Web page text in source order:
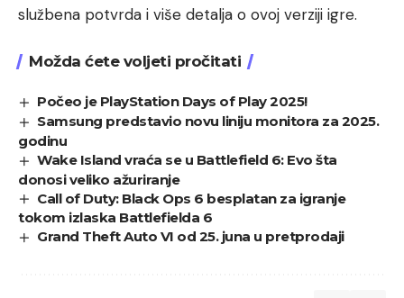
službena potvrda i više detalja o ovoj verziji igre.
Možda ćete voljeti pročitati
Počeo je PlayStation Days of Play 2025!
Samsung predstavio novu liniju monitora za 2025.
godinu
Wake Island vraća se u Battlefield 6: Evo šta
donosi veliko ažuriranje
Call of Duty: Black Ops 6 besplatan za igranje
tokom izlaska Battlefielda 6
Grand Theft Auto VI od 25. juna u pretprodaji